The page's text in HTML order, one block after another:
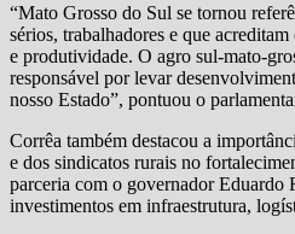
“Mato Grosso do Sul se tornou
sérios, trabalhadores e que
e produtividade. O agro sul-mato-
responsável por levar
nosso Estado”, pontuou o
Corrêa também destacou a
e dos sindicatos rurais no
parceria com o governador Eduardo
investimentos em infraestrutura,